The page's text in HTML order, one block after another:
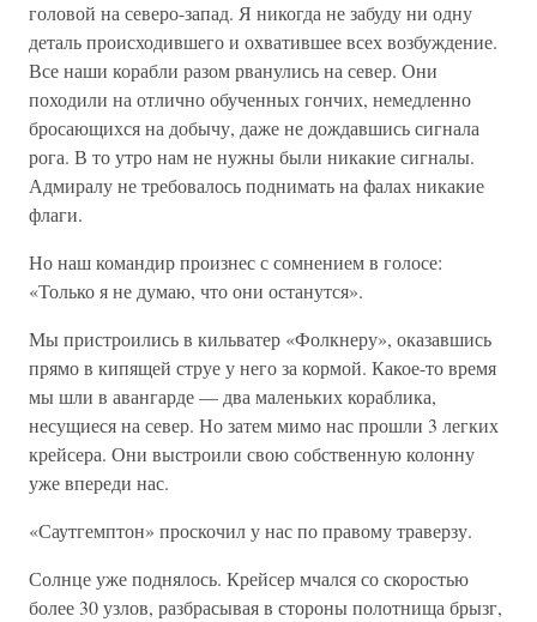
головой на северо-запад. Я никогда не забуду ни одну
деталь происходившего и охватившее всех возбуждение.
Все наши корабли разом рванулись на север. Они
походили на отлично обученных гончих, немедленно
бросающихся на добычу, даже не дождавшись сигнала
рога. В то утро нам не нужны были никакие сигналы.
Адмиралу не требовалось поднимать на фалах никакие
флаги.
Но наш командир произнес с сомнением в голосе:
«Только я не думаю, что они останутся».
Мы пристроились в кильватер «Фолкнеру», оказавшись
прямо в кипящей струе у него за кормой. Какое-то время
мы шли в авангарде — два маленьких кораблика,
несущиеся на север. Но затем мимо нас прошли 3 легких
крейсера. Они выстроили свою собственную колонну
уже впереди нас.
«Саутгемптон» проскочил у нас по правому траверзу.
Солнце уже поднялось. Крейсер мчался со скоростью
более 30 узлов, разбрасывая в стороны полотнища брызг,